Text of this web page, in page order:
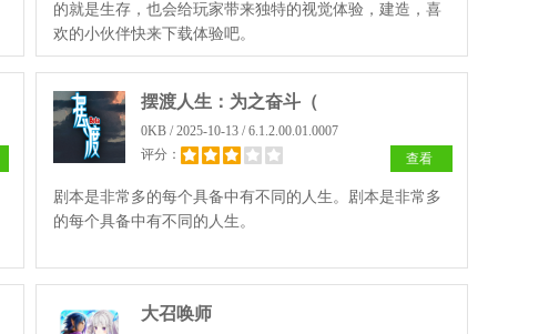
的就是生存，也会给玩家带来独特的视觉体验，建造，喜
欢的小伙伴快来下载体验吧。
摆渡人生：为之奋斗（
0KB / 2025-10-13 / 6.1.2.00.01.0007
评分：
查看
剧本是非常多的每个具备中有不同的人生。剧本是非常多
的每个具备中有不同的人生。
大召唤师